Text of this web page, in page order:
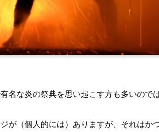
名な炎の祭典を思い起こす方も多いので
が（個人的には）ありますが、それはか